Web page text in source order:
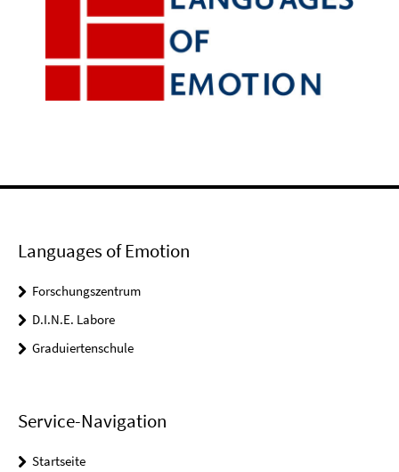
Languages of Emotion
Forschungszentrum
D.I.N.E. Labore
Graduiertenschule
Service-Navigation
Startseite